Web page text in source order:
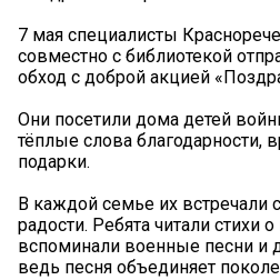
7 мая специалисты
совместно с библиотекой
обход с доброй акцией
Они посетили дома детей
тёплые слова благодарности,
подарки.
В каждой семье их встречали
радости. Ребята читали стихи
вспоминали военные песни и
ведь песня объединяет